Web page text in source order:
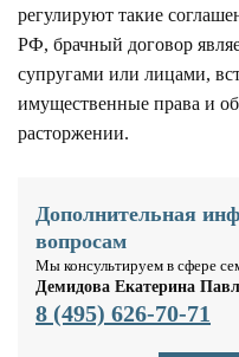
регулируют такие
РФ, брачный договор
супругами или лицами,
имущественные права и
расторжении.
Дополнительная
вопросам
Мы консультируем в сфере
Демидова Екатерина
8 (495) 626-70-71